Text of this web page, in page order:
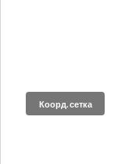
Коорд. сетка